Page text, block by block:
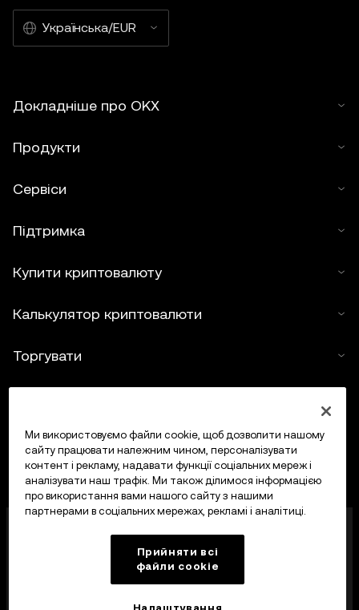
Українська/EUR
Докладніше про OKX
Продукти
Сервіси
Підтримка
Купити криптовалюту
Калькулятор криптовалюти
Торгувати
назвою OKX, тепер є криптоактивною торгівельною
платформою, авторизованою Управлінням
фінансових послуг Мальти (MFSA) як постачальник
криптоактивних послуг відповідно до статті 28
Закону про криптоактиви (розділ 647
Ми використовуємо файли cookie, щоб дозволити нашому
сайту працювати належним чином, персоналізувати
контент і рекламу, надавати функції соціальних мереж і
аналізувати наш трафік. Ми також ділимося інформацією
про використання вами нашого сайту з нашими
партнерами в соціальних мережах, рекламі і аналітиці.
Прийняти всі
файли сookie